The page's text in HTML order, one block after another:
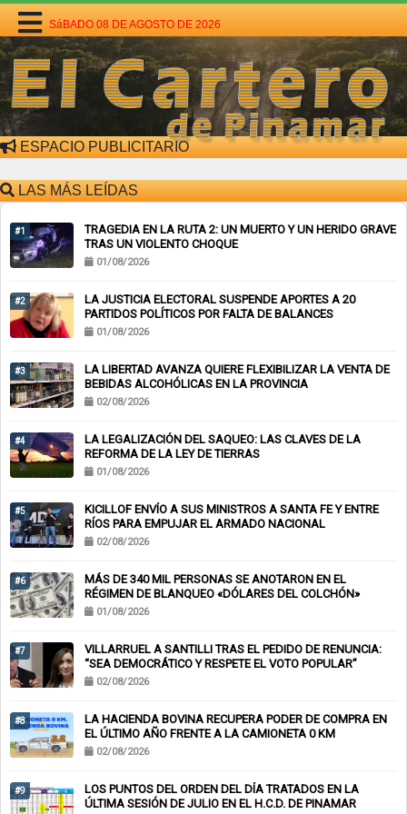
SáBADO 08 DE AGOSTO DE 2026
ESPACIO PUBLICITARIO
LAS MÁS LEÍDAS
#1
TRAGEDIA EN LA RUTA 2: UN MUERTO Y UN HERIDO GRAVE
TRAS UN VIOLENTO CHOQUE
01/08/2026
#2
LA JUSTICIA ELECTORAL SUSPENDE APORTES A 20
PARTIDOS POLÍTICOS POR FALTA DE BALANCES
01/08/2026
#3
LA LIBERTAD AVANZA QUIERE FLEXIBILIZAR LA VENTA DE
BEBIDAS ALCOHÓLICAS EN LA PROVINCIA
02/08/2026
#4
LA LEGALIZACIÓN DEL SAQUEO: LAS CLAVES DE LA
REFORMA DE LA LEY DE TIERRAS
01/08/2026
#5
KICILLOF ENVÍO A SUS MINISTROS A SANTA FE Y ENTRE
RÍOS PARA EMPUJAR EL ARMADO NACIONAL
02/08/2026
#6
MÁS DE 340 MIL PERSONAS SE ANOTARON EN EL
RÉGIMEN DE BLANQUEO «DÓLARES DEL COLCHÓN»
01/08/2026
#7
VILLARRUEL A SANTILLI TRAS EL PEDIDO DE RENUNCIA:
“SEA DEMOCRÁTICO Y RESPETE EL VOTO POPULAR”
02/08/2026
#8
LA HACIENDA BOVINA RECUPERA PODER DE COMPRA EN
EL ÚLTIMO AÑO FRENTE A LA CAMIONETA 0 KM
02/08/2026
#9
LOS PUNTOS DEL ORDEN DEL DÍA TRATADOS EN LA
ÚLTIMA SESIÓN DE JULIO EN EL H.C.D. DE PINAMAR